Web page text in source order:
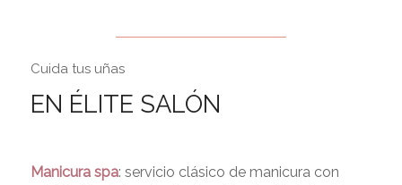
Cuida tus uñas
EN ÉLITE SALÓN
Manicura spa: servicio clásico de manicura con